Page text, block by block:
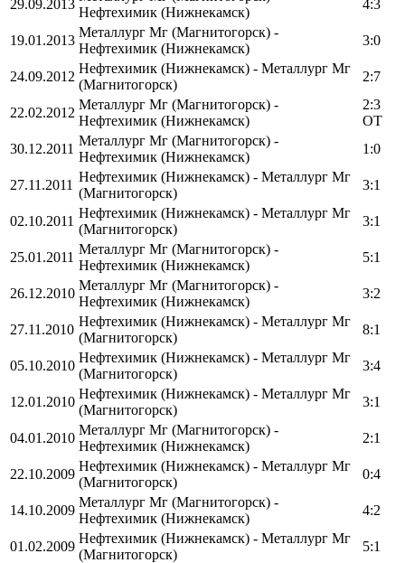
29.09.2013
Нефтехимик (Нижнекамск)
4:3
19.01.2013
Металлург Мг (Магнитогорск) -
Нефтехимик (Нижнекамск)
3:0
24.09.2012
Нефтехимик (Нижнекамск) - Металлург Мг
(Магнитогорск)
2:7
22.02.2012
Металлург Мг (Магнитогорск) -
Нефтехимик (Нижнекамск)
2:3
OT
30.12.2011
Металлург Мг (Магнитогорск) -
Нефтехимик (Нижнекамск)
1:0
27.11.2011
Нефтехимик (Нижнекамск) - Металлург Мг
(Магнитогорск)
3:1
02.10.2011
Нефтехимик (Нижнекамск) - Металлург Мг
(Магнитогорск)
3:1
25.01.2011
Металлург Мг (Магнитогорск) -
Нефтехимик (Нижнекамск)
5:1
26.12.2010
Металлург Мг (Магнитогорск) -
Нефтехимик (Нижнекамск)
3:2
27.11.2010
Нефтехимик (Нижнекамск) - Металлург Мг
(Магнитогорск)
8:1
05.10.2010
Нефтехимик (Нижнекамск) - Металлург Мг
(Магнитогорск)
3:4
12.01.2010
Нефтехимик (Нижнекамск) - Металлург Мг
(Магнитогорск)
3:1
04.01.2010
Металлург Мг (Магнитогорск) -
Нефтехимик (Нижнекамск)
2:1
22.10.2009
Нефтехимик (Нижнекамск) - Металлург Мг
(Магнитогорск)
0:4
14.10.2009
Металлург Мг (Магнитогорск) -
Нефтехимик (Нижнекамск)
4:2
01.02.2009
Нефтехимик (Нижнекамск) - Металлург Мг
(Магнитогорск)
5:1